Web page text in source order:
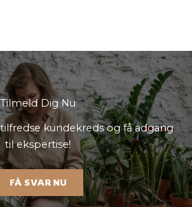
Tilmeld Dig Nu
kundekreds og få adgang
til ekspertise!
FÅ SVAR NU